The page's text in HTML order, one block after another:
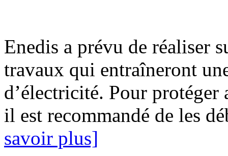
Enedis a prévu de réaliser
travaux qui entraîneront
d’électricité. Pour protéger
il est recommandé de les
savoir plus]